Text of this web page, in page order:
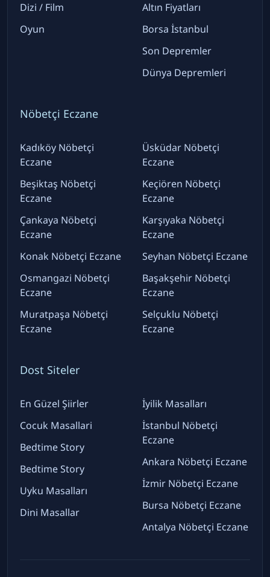
Dizi / Film
Oyun
Altın Fiyatları
Borsa İstanbul
Son Depremler
Dünya Depremleri
Nöbetçi Eczane
Kadıköy Nöbetçi
Eczane
Beşiktaş Nöbetçi
Eczane
Çankaya Nöbetçi
Eczane
Konak Nöbetçi Eczane
Osmangazi Nöbetçi
Eczane
Muratpaşa Nöbetçi
Eczane
Üsküdar Nöbetçi
Eczane
Keçiören Nöbetçi
Eczane
Karşıyaka Nöbetçi
Eczane
Seyhan Nöbetçi Eczane
Başakşehir Nöbetçi
Eczane
Selçuklu Nöbetçi
Eczane
Dost Siteler
En Güzel Şiirler
Cocuk Masallari
Bedtime Story
Bedtime Story
Uyku Masalları
Dini Masallar
İyilik Masalları
İstanbul Nöbetçi
Eczane
Ankara Nöbetçi Eczane
İzmir Nöbetçi Eczane
Bursa Nöbetçi Eczane
Antalya Nöbetçi Eczane